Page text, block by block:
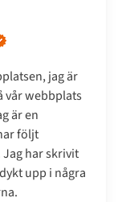
jag är
vår webbplats
är en
följt
har skrivit
upp i några